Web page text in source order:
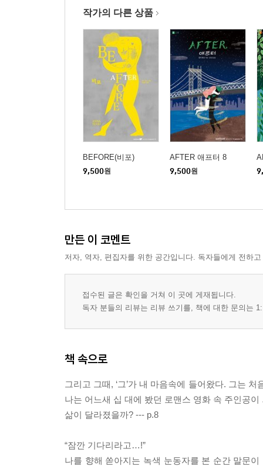
작가의 다른 상품
BEFORE(비포)
9,500원
AFTER 애프터 8
9,500원
만든 이 코멘트
저자, 역자, 편집자를 위한 공간입니다. 독자들에게 전하
접수된 글은 확인을 거쳐 이 곳에 게재됩니다.
독자 분들의 리뷰는 리뷰 쓰기를, 책에 대한 문의는
책 속으로
그리고 그때, ‘그’가 내 마음속에 들어왔다. 그는
나는 어느새 십 대에 봤던 로맨스 영화 속 주인공
삶이 달라졌을까? --- p.8
“잠깐 기다리라고…!”
나를 향해 쏟아지는 녹색 눈동자를 본 순간 말문